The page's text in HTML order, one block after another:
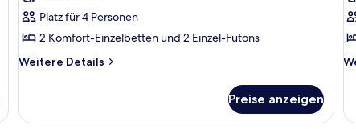
Twin,
No
Pets
Allowed)
Platz für 4 Personen
2 Komfort-Einzelbetten und 2 Einzel-Futons
Weitere Details
Weitere
Nichtraucher
Preise anzeigen